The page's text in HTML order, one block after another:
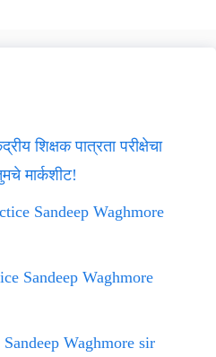
शिक्षक पात्रता परीक्षेचा
मार्कशीट!
Sandeep Waghmore
Sandeep Waghmore
Waghmore sir